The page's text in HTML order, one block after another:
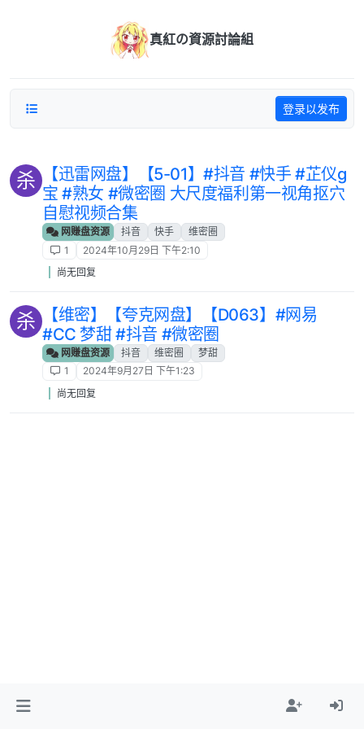
真紅の資源討論組
登录以发布
杀
‎【迅雷网盘】【5-01】#抖音 #快手 #芷仪g
宝 #熟女 #微密圈 大尺度福利第一视角抠穴
自慰视频合集
网赚盘资源 抖音 快手
维密圈
1
2024年10月29日 下午2:10
尚无回复
杀
【维密】‎【夸克网盘】【D063】#网易
#CC 梦甜 #抖音 #微密圈
网赚盘资源 抖音 维密圈
梦甜
1
2024年9月27日 下午1:23
尚无回复